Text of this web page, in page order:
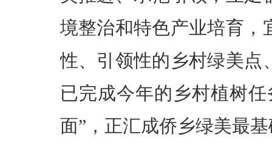
境整治和特色产业培育，
性、引领性的乡村绿美点
已完成今年的乡村植树
面”，正汇成侨乡绿美最